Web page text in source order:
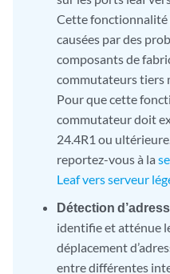
Cette fonctionnalité
causées par des
composants de
commutateurs tiers
Pour que cette
commutateur doit
24.4R1 ou
reportez-vous à la
Leaf vers serveur
Détection
identifie et atténue
déplacement
entre différentes